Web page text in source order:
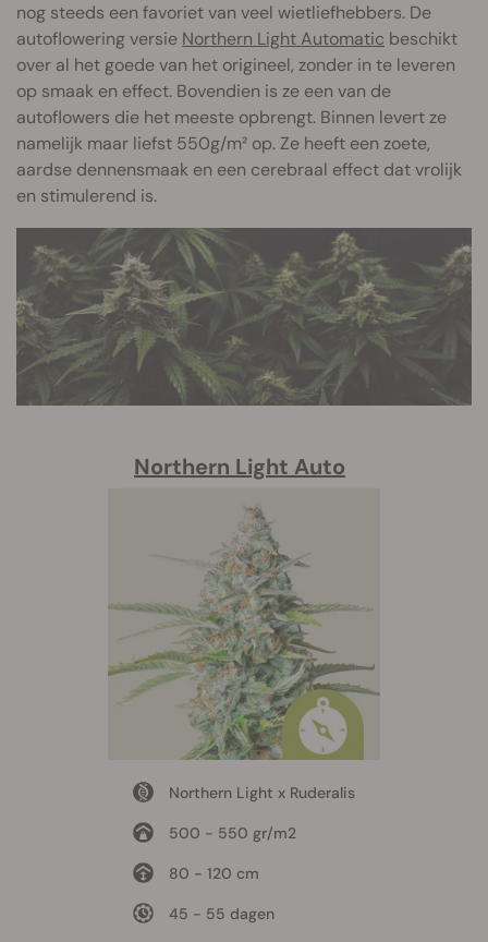
nog steeds een favoriet van veel wietliefhebbers. De
autoflowering versie Northern Light Automatic beschikt
over al het goede van het origineel, zonder in te leveren
op smaak en effect. Bovendien is ze een van de
autoflowers die het meeste opbrengt. Binnen levert ze
namelijk maar liefst 550g/m² op. Ze heeft een zoete,
aardse dennensmaak en een cerebraal effect dat vrolijk
en stimulerend is.
Northern Light Auto
Northern Light x Ruderalis
500 - 550 gr/m2
80 - 120 cm
45 - 55 dagen